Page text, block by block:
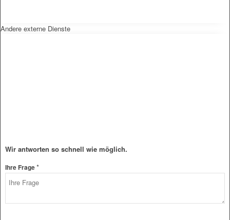
Andere externe Dienste
Wir antworten so schnell wie möglich.
Ihre Frage*